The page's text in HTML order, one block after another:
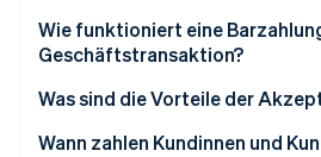
Erfahren Sie, wie
Wie funktioniert eine
Geschäftstransaktion?
Was sind die Vorteile der
Wann zahlen Kundinnen und